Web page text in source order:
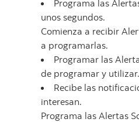
Programa las
unos segundos.
Comienza a recibir
a programarlas.
Programar las
de programar y utilizar.
Recibe las
interesan.
Programa las Alertas